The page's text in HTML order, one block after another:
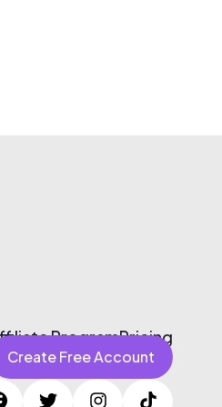
ProgramPricing
Create Free Account